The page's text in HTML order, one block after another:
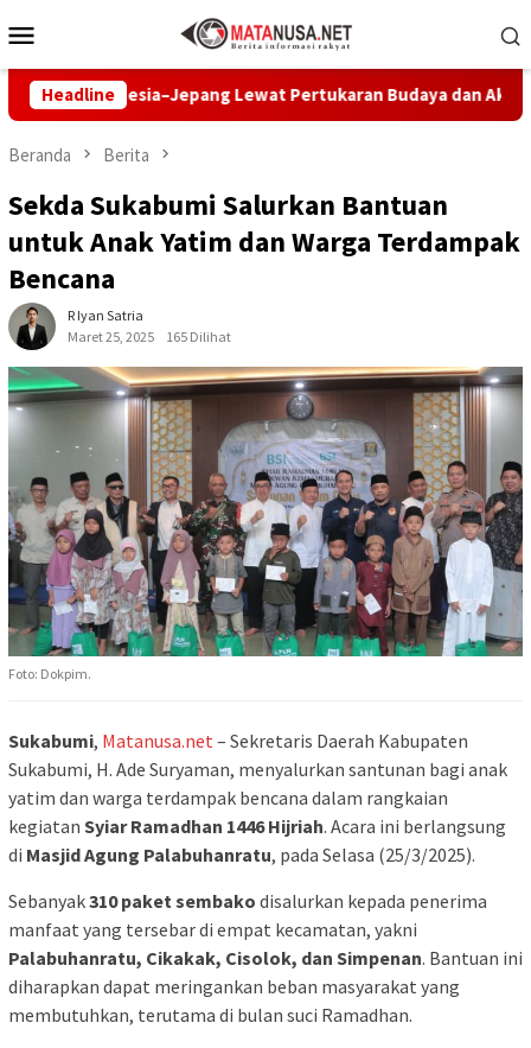
ke
Mobile
Headline Lewat Pertukaran Budaya dan Aksi Peduli
Beranda Berita
Sekda Sukabumi Salurkan Bantuan
untuk Anak Yatim dan Warga Terdampak
Bencana
R Iyan Satria
Maret 25, 2025
165 Dilihat
Foto: Dokpim.
Sukabumi, Matanusa.net– Sekretaris Daerah Kabupaten
Sukabumi, H. Ade Suryaman, menyalurkan santunan bagi anak
yatim dan warga terdampak bencana dalam rangkaian
kegiatan Syiar Ramadhan 1446 Hijriah. Acara ini berlangsung
di Masjid Agung Palabuhanratu, pada Selasa (25/3/2025).
Sebanyak310 paket sembako disalurkan kepada penerima
manfaat yang tersebar di empat kecamatan, yakni
Palabuhanratu, Cikakak, Cisolok, dan Simpenan. Bantuan ini
diharapkan dapat meringankan beban masyarakat yang
membutuhkan, terutama di bulan suci Ramadhan.